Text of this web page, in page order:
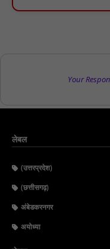
Your
लेबल
(उत्तरप्रदेश)
(छत्तीसगढ़)
अंबेडकरनगर
अयोध्या